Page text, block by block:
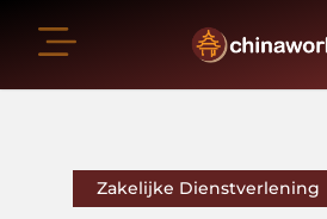
Zakelijke Dienstverlening